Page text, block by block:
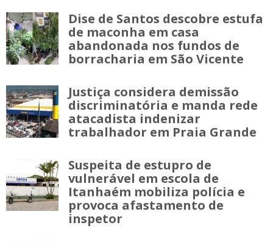
Dise de Santos descobre estufa
de maconha em casa
abandonada nos fundos de
borracharia em São Vicente
Justiça considera demissão
discriminatória e manda rede
atacadista indenizar
trabalhador em Praia Grande
Suspeita de estupro de
vulnerável em escola de
Itanhaém mobiliza polícia e
provoca afastamento de
inspetor